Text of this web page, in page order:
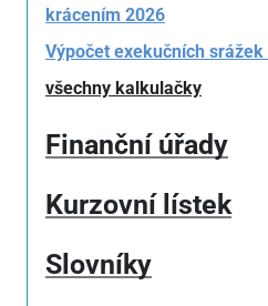
krácením 2026
Výpočet exekučních
všechny kalkulačky
Finanční úřady
Kurzovní lístek
Slovníky